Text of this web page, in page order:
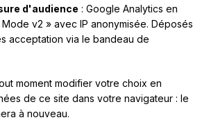
d'audience : Google Analytics en
v2 » avec IP anonymisée. Déposés
acceptation via le bandeau de
moment modifier votre choix en
de ce site dans votre navigateur : le
à nouveau.